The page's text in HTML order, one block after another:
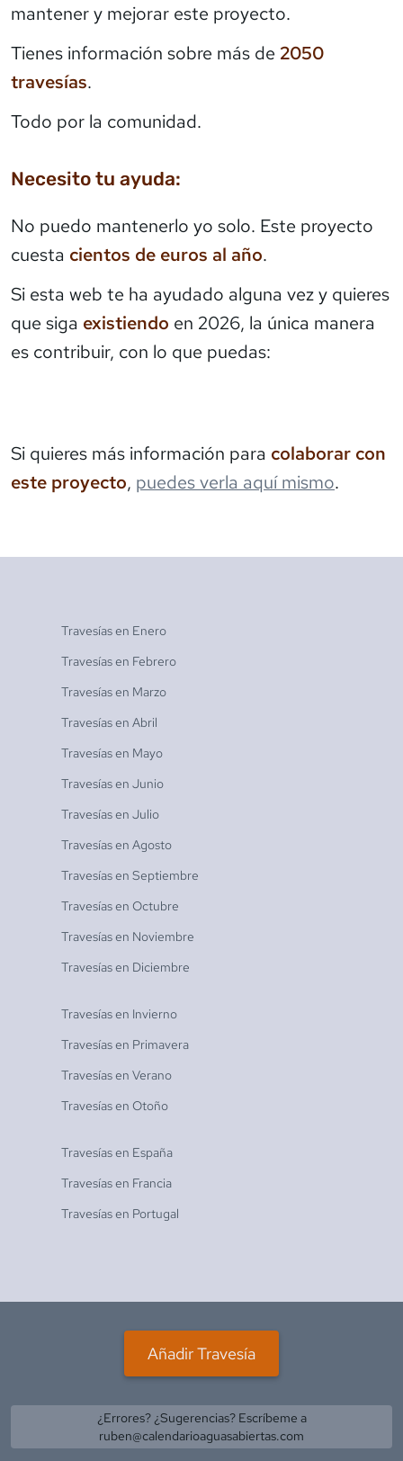
mantener y mejorar este proyecto.
Tienes información sobre más de 2050
travesías.
Todo por la comunidad.
Necesito tu ayuda:
No puedo mantenerlo yo solo. Este proyecto
cuesta cientos de euros al año.
Si esta web te ha ayudado alguna vez y quieres
que siga existiendo en 2026, la única manera
es contribuir, con lo que puedas:
Si quieres más información para colaborar con
este proyecto, puedes verla aquí mismo.
Travesías en Enero
Travesías en Febrero
Travesías en Marzo
Travesías en Abril
Travesías en Mayo
Travesías en Junio
Travesías en Julio
Travesías en Agosto
Travesías en Septiembre
Travesías en Octubre
Travesías en Noviembre
Travesías en Diciembre
Travesías en Invierno
Travesías en Primavera
Travesías en Verano
Travesías en Otoño
Travesías en España
Travesías en Francia
Travesías en Portugal
Añadir Travesía
¿Errores? ¿Sugerencias? Escríbeme a
ruben@calendarioaguasabiertas.com